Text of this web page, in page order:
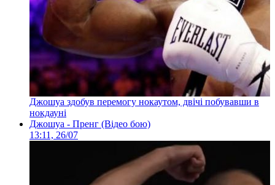
Джошуа здобув перемогу нокаутом, двічі побувавши в
нокдауні
Джошуа - Пренг (Відео бою)
13:11, 26/07